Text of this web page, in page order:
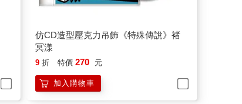
仿CD造型壓克力吊飾《特殊傳說》褚
冥漾
9 折 特價 270 元
加入購物車